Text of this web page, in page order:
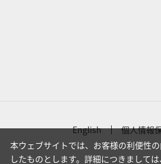
English 個人情報
本ウェブサイトでは、お客様の利便性
したものとします。詳細につきまして